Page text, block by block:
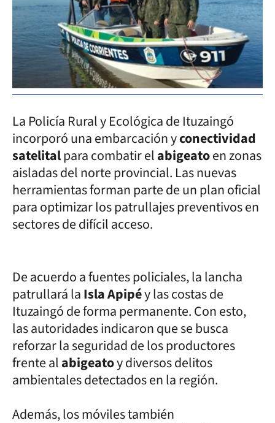
La Policía Rural y Ecológica de Ituzaingó
incorporó una embarcación yconectividad
satelitalpara combatir elabigeatoen zonas
aisladas del norte provincial. Las nuevas
herramientas forman parte de un plan oficial
para optimizar los patrullajes preventivos en
sectores de difícil acceso.
De acuerdo a fuentes policiales, la lancha
patrullará laIsla Apipéy las costas de
Ituzaingó de forma permanente. Con esto,
las autoridades indicaron que se busca
reforzar la seguridad de los productores
frente alabigeatoy diversos delitos
ambientales detectados en la región.
Además, los móviles también